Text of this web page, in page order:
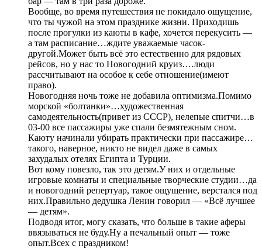
Вообще, во время путешествия не покидало ощущение,
что ты чужой на этом празднике жизни. Приходишь
после прогулки из каюты в кафе, хочется перекусить —
а там расписание…ждите уважаемые часок-
другой.Может быть всё это естественно для рядовых
рейсов, но у нас то Новогодний круиз….люди
рассчитывают на особое к себе отношение(имеют
право).
Новогодняя ночь тоже не добавила оптимизма.Помимо
морской «болтанки»…художественная
самодеятельность(привет из СССР), нелепые спитчи…в
03-00 все пассажиры уже спали безмятежным сном.
Каюту начинали убирать практически при пассажире…
такого, наверное, никто не видел даже в самых
захудалых отелях Египта и Турции.
Вот кому повезло, так это детям.У них и отдельные
игровые комнаты и специальные творческие студии…да
и новогодний репертуар, такое ощущение, верстался под
них.Правильно дедушка Ленин говорил — «Всё лучшее
— детям».
Подводя итог, могу сказать, что больше в такие аферы
ввязываться не буду.Ну а печальный опыт — тоже
опыт.Всех с праздником!